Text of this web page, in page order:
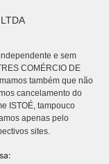
e sem
COMÉRCIO DE
também que não
cancelamento do
ISTOÉ, tampouco
apenas pelo
sites.